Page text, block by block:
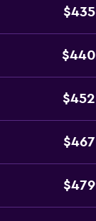
$435
$440
$452
$467
$479